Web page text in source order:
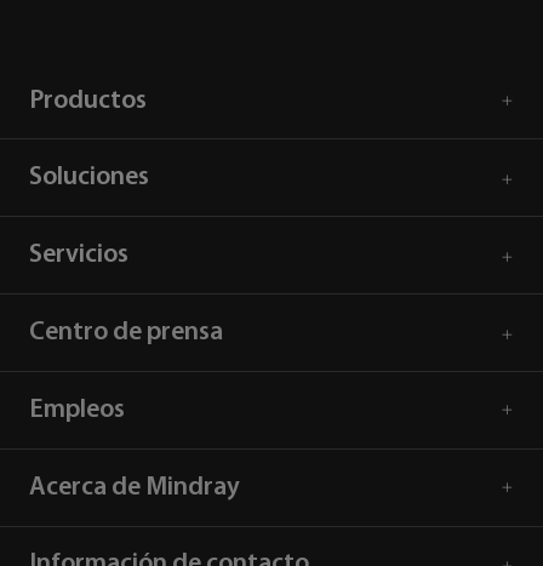
Productos
Soluciones
Servicios
Centro de prensa
Empleos
Acerca de Mindray